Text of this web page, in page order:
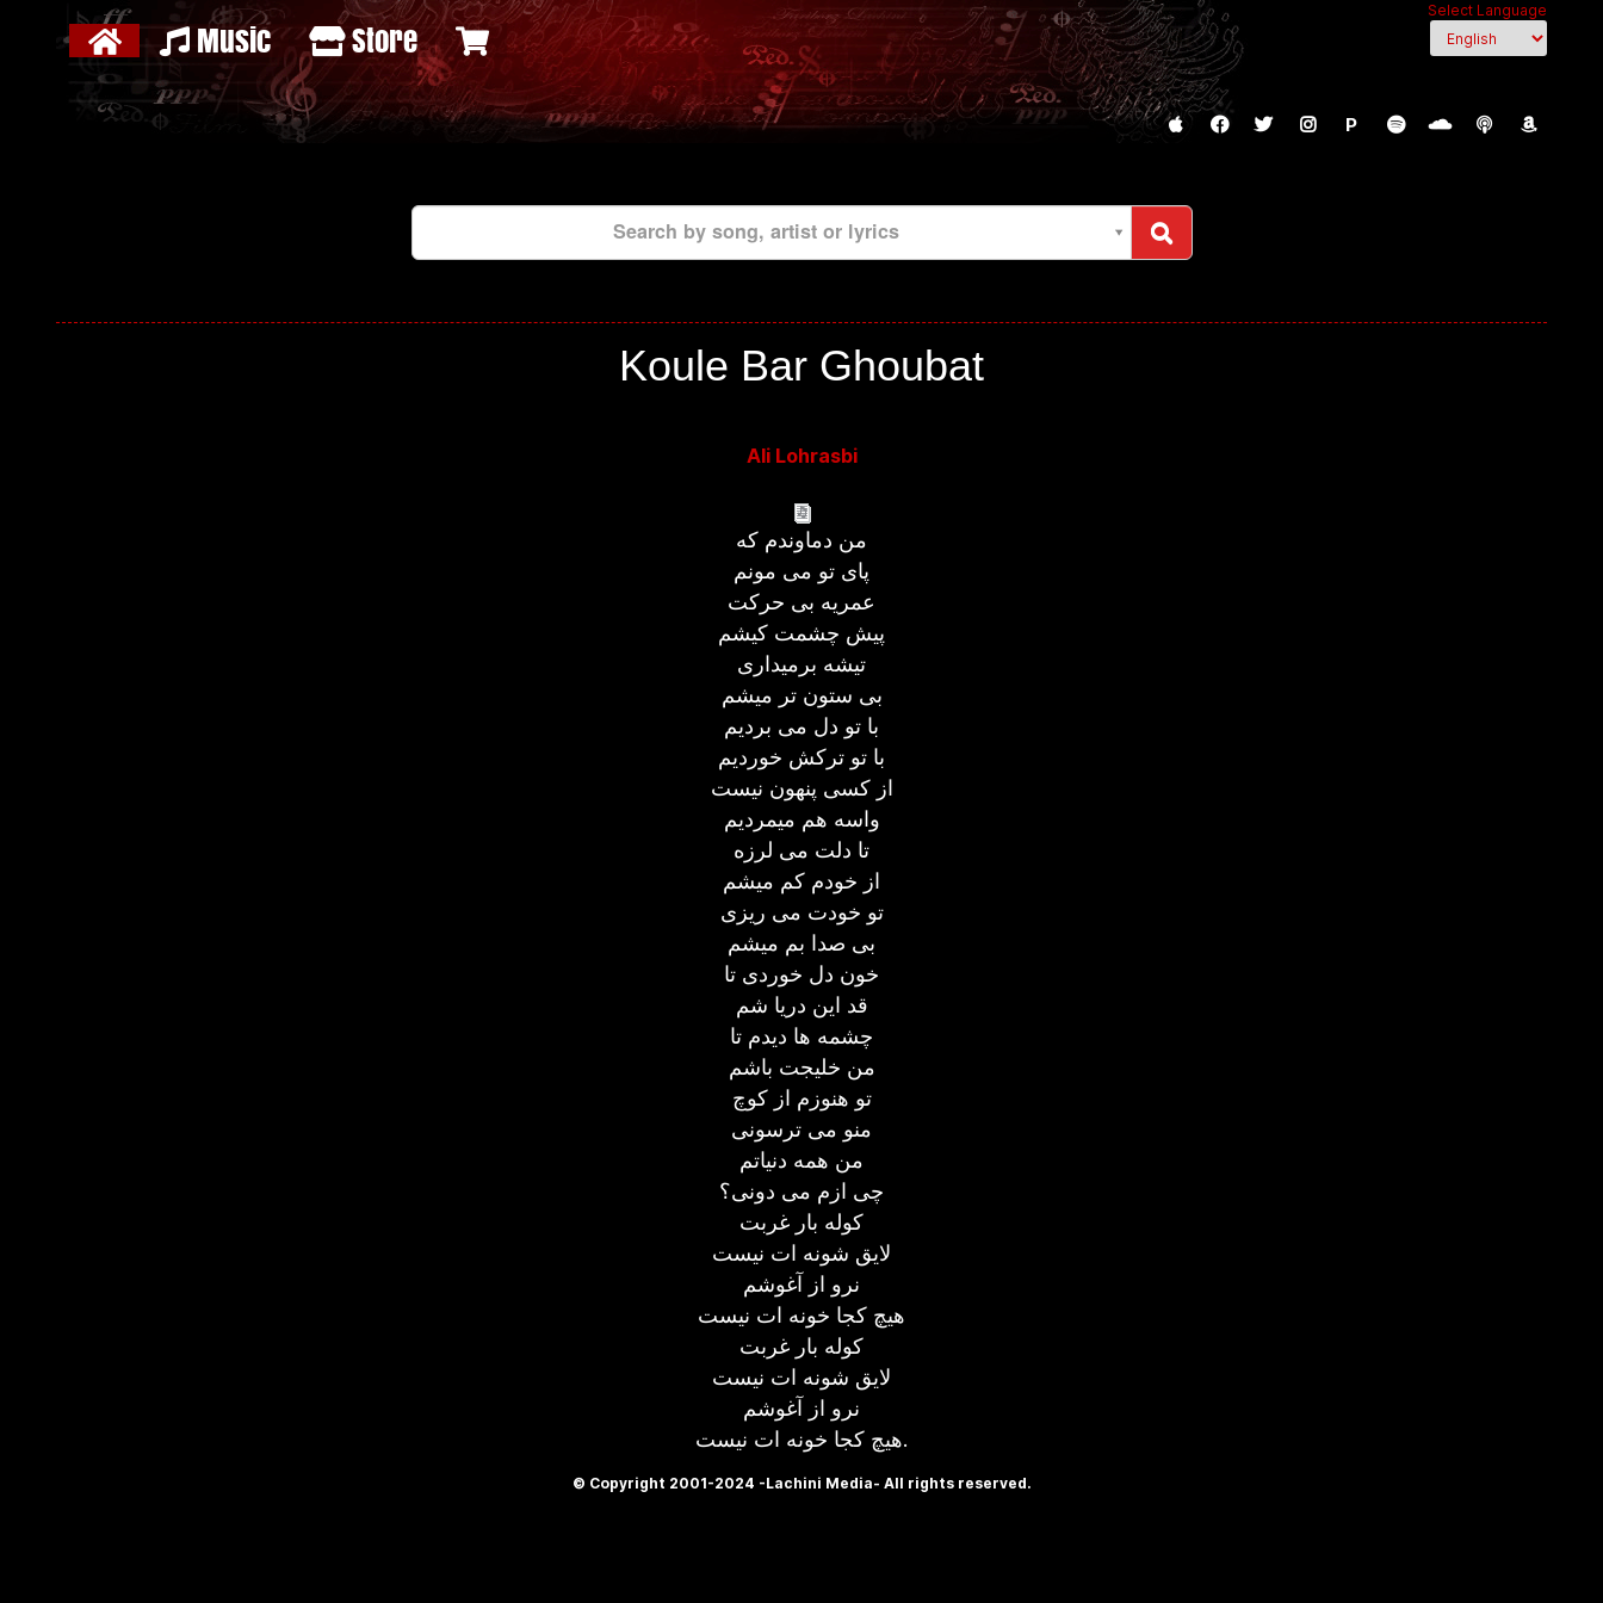
Select Language
Music Store
P
Search by song, artist or lyrics
Koule Bar Ghoubat
Ali Lohrasbi
من دماوندم که
پای تو می مونم
عمریه بی حرکت
پیش چشمت کیشم
تیشه برمیداری
بی ستون تر میشم
با تو دل می بردیم
با تو ترکش خوردیم
از کسی پنهون نیست
واسه هم میمردیم
تا دلت می لرزه
از خودم کم میشم
تو خودت می ریزی
بی صدا بم میشم
خون دل خوردی تا
قد این دریا شم
چشمه ها دیدم تا
من خلیجت باشم
تو هنوزم از کوچ
منو می ترسونی
من همه دنیاتم
چی ازم می دونی؟
کوله بار غربت
لایق شونه ات نیست
نرو از آغوشم
هیچ کجا خونه ات نیست
کوله بار غربت
لایق شونه ات نیست
نرو از آغوشم
هیچ کجا خونه ات نیست.
© Copyright 2001-2024 -Lachini Media- All rights reserved.